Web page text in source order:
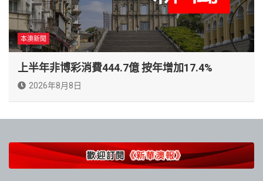
本澳新聞
上半年非博彩消費444.7億 按年增加17.4%
2026年8月8日